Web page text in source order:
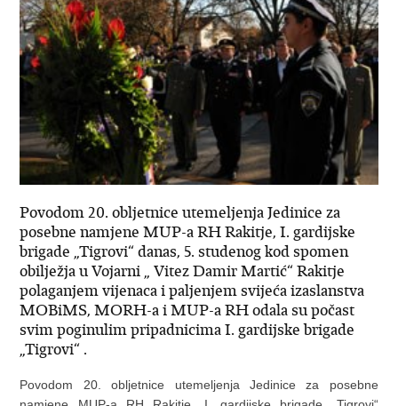
Povodom 20. obljetnice utemeljenja Jedinice za
posebne namjene MUP-a RH Rakitje, I. gardijske
brigade „Tigrovi“ danas, 5. studenog kod spomen
obilježja u Vojarni „ Vitez Damir Martić“ Rakitje
polaganjem vijenaca i paljenjem svijeća izaslanstva
MOBiMS, MORH-a i MUP-a RH odala su počast
svim poginulim pripadnicima I. gardijske brigade
„Tigrovi“ .
Povodom 20. obljetnice utemeljenja Jedinice za posebne